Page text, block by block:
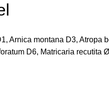
Arnica montana D3,
D6, Matricaria